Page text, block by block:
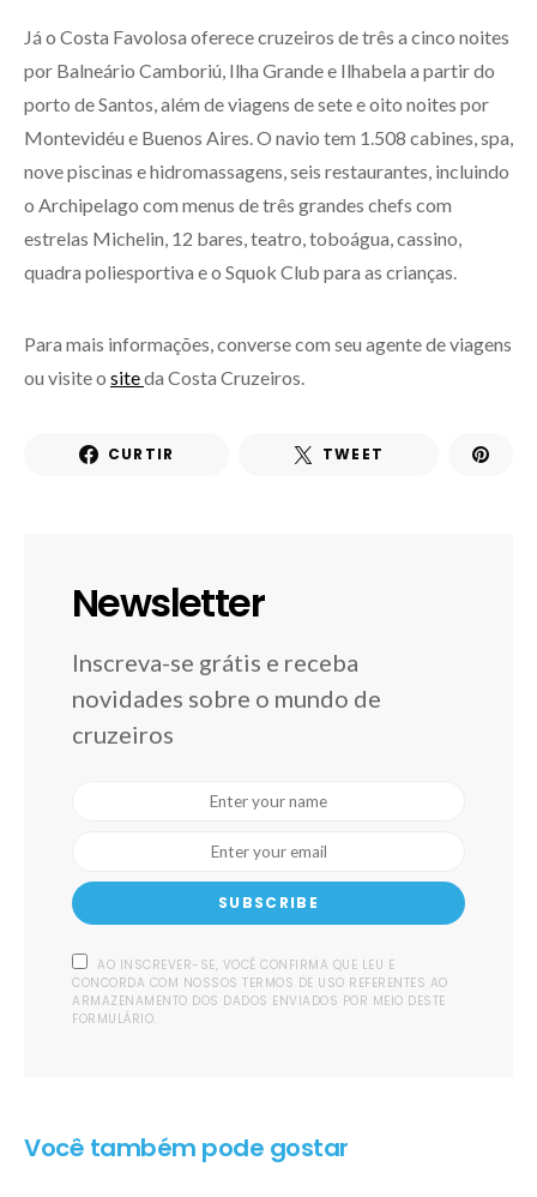
Já o Costa Favolosa oferece cruzeiros de três a cinco noites
por Balneário Camboriú, Ilha Grande e Ilhabela a partir do
porto de Santos, além de viagens de sete e oito noites por
Montevidéu e Buenos Aires. O navio tem 1.508 cabines, spa,
nove piscinas e hidromassagens, seis restaurantes, incluindo
o Archipelago com menus de três grandes chefs com
estrelas Michelin, 12 bares, teatro, toboágua, cassino,
quadra poliesportiva e o Squok Club para as crianças.
Para mais informações, converse com seu agente de viagens
ou visite o siteda Costa Cruzeiros.
CURTIR TWEET
Newsletter
Inscreva-se grátis e receba
novidades sobre o mundo de
cruzeiros
SUBSCRIBE
AO INSCREVER-SE, VOCÊ CONFIRMA QUE LEU E
CONCORDA COM NOSSOS TERMOS DE USO REFERENTES AO
ARMAZENAMENTO DOS DADOS ENVIADOS POR MEIO DESTE
FORMULÁRIO.
Você também pode gostar